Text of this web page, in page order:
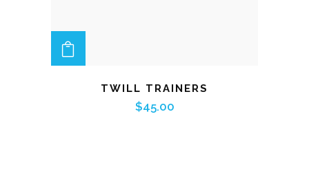
TWILL TRAINERS
$45.00